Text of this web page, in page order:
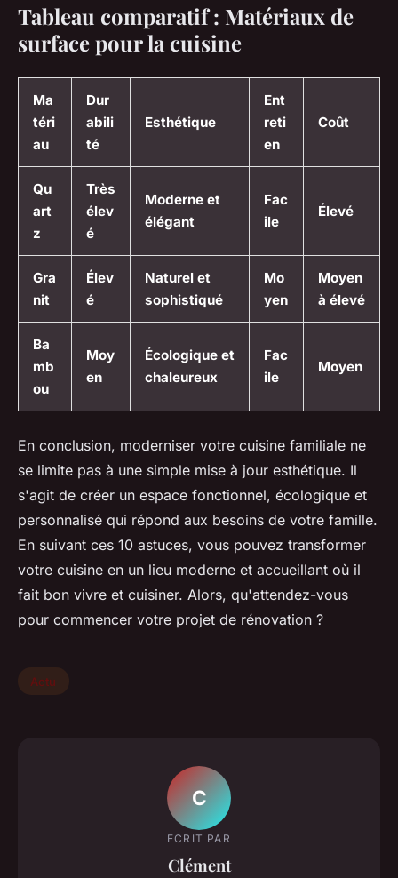
Tableau comparatif : Matériaux de
surface pour la cuisine
Ma
téri
au
Dur
abili
té
Esthétique
Ent
reti
en
Coût
Qu
art
z
Très
élev
é
Moderne et
élégant
Fac
ile
Élevé
Gra
nit
Élev
é
Naturel et
sophistiqué
Mo
yen
Moyen
à élevé
Ba
mb
ou
Moy
en
Écologique et
chaleureux
Fac
ile
Moyen
En conclusion, moderniser votre cuisine familiale ne
se limite pas à une simple mise à jour esthétique. Il
s'agit de créer un espace fonctionnel, écologique et
personnalisé qui répond aux besoins de votre famille.
En suivant ces 10 astuces, vous pouvez transformer
votre cuisine en un lieu moderne et accueillant où il
fait bon vivre et cuisiner. Alors, qu'attendez-vous
pour commencer votre projet de rénovation ?
Actu
C
ECRIT PAR
Clément